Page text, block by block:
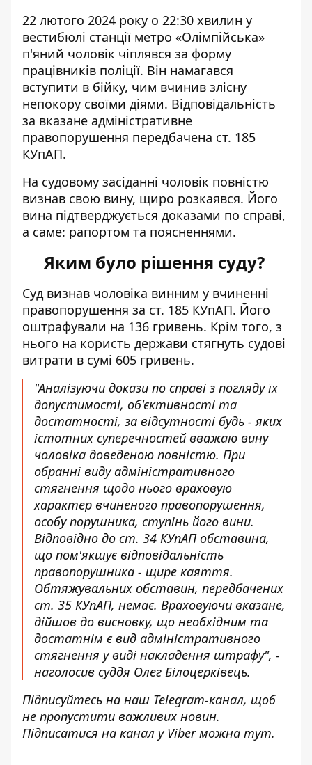
22 лютого 2024 року о 22:30 хвилин у
вестибюлі станції метро «Олімпійська»
п'яний чоловік чіплявся за форму
працівників поліції. Він намагався
вступити в бійку, чим вчинив злісну
непокору своїми діями. Відповідальність
за вказане адміністративне
правопорушення передбачена ст. 185
КУпАП.
На судовому засіданні чоловік повністю
визнав свою вину, щиро розкаявся. Його
вина підтверджується доказами по справі,
а саме: рапортом та поясненнями.
Яким було рішення суду?
Суд визнав чоловіка винним у вчиненні
правопорушення за ст. 185 КУпАП. Його
оштрафували на 136 гривень. Крім того, з
нього на користь держави стягнуть судові
витрати в сумі 605 гривень.
"Аналізуючи докази по справі з погляду їх
допустимості, об'єктивності та
достатності, за відсутності будь - яких
істотних суперечностей вважаю вину
чоловіка доведеною повністю. При
обранні виду адміністративного
стягнення щодо нього враховую
характер вчиненого правопорушення,
особу порушника, ступінь його вини.
Відповідно до ст. 34 КУпАП обставина,
що пом'якшує відповідальність
правопорушника - щире каяття.
Обтяжувальних обставин, передбачених
ст. 35 КУпАП, немає. Враховуючи вказане,
дійшов до висновку, що необхідним та
достатнім є вид адміністративного
стягнення у виді накладення штрафу", -
наголосив суддя Олег Білоцерківець.
Підписуйтесь на наш Telegram-канал, щоб
не пропустити важливих новин.
Підписатися на канал у Viber можна тут.